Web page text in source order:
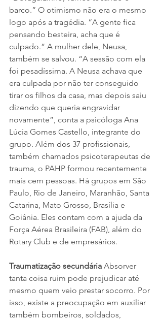
barco.” O otimismo não era o mesmo
logo após a tragédia. “A gente fica
pensando besteira, acha que é
culpado.” A mulher dele, Neusa,
também se salvou. “A sessão com ela
foi pesadíssima. A Neusa achava que
era culpada por não ter conseguido
tirar os filhos da casa, mas depois saiu
dizendo que queria engravidar
novamente”, conta a psicóloga Ana
Lúcia Gomes Castello, integrante do
grupo. Além dos 37 profissionais,
também chamados psicoterapeutas de
trauma, o PAHP formou recentemente
mais cem pessoas. Há grupos em São
Paulo, Rio de Janeiro, Maranhão, Santa
Catarina, Mato Grosso, Brasília e
Goiânia. Eles contam com a ajuda da
Força Aérea Brasileira (FAB), além do
Rotary Club e de empresários.
Traumatização secundária Absorver
tanta coisa ruim pode prejudicar até
mesmo quem veio prestar socorro. Por
isso, existe a preocupação em auxiliar
também bombeiros, soldados,